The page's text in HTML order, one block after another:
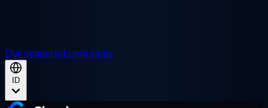
DukunganHubungi sales
ID